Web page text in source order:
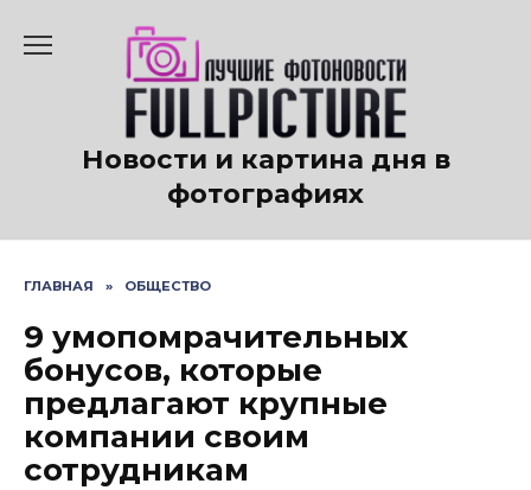
содержанию
Новости и картина дня в
фотографиях
ГЛАВНАЯ » ОБЩЕСТВО
9 умопомрачительных
бонусов, которые
предлагают крупные
компании своим
сотрудникам